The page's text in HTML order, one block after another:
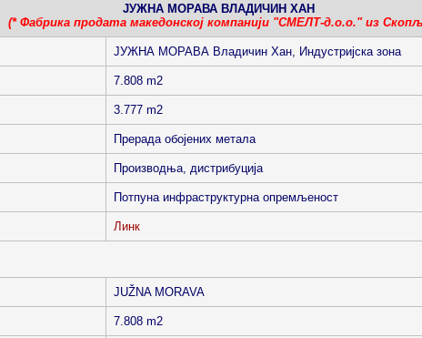
ЈУЖНА МОРАВА ВЛАДИЧИН ХАН
(* Фабрика продата македонској компанији "СМЕЛТ-д.о.о." из
ЈУЖНА МОРАВА Владичин Хан, Индустријска зона
7.808 m2
3.777 m2
Прерада обојених метала
Производња, дистрибуција
Потпуна инфраструктурна опремљеност
Линк
JUŽNA MORAVA
7.808 m2